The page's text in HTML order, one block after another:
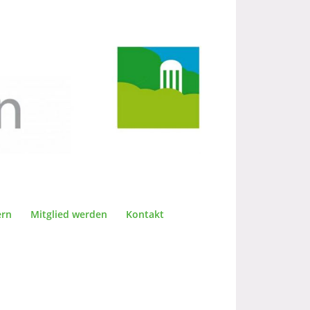
Mitglied werden Kontakt